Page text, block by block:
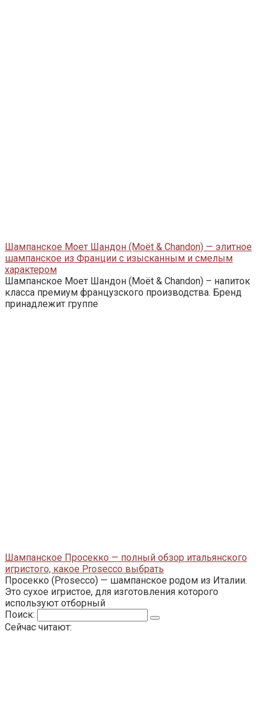
Шампанское Моет Шандон (Moët & Chandon) — элитное
шампанское из Франции с изысканным и смелым
характером
Шампанское Моет Шандон (Moët & Chandon) – напиток
класса премиум французского производства. Бренд
принадлежит группе
Шампанское Просекко — полный обзор итальянского
игристого, какое Prosecco выбрать
Просекко (Prosecco) — шампанское родом из Италии.
Это сухое игристое, для изготовления которого
используют отборный
Поиск:
Сейчас читают: